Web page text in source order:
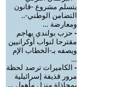
يتسلم مشروع -قانون
التضامن الوطني-..
ومعارضة ...
- حزب بولندي يهاجم
مقترحا لنواب أوكرانيين
ويصفه بـ-الخطاب الإم
...
- الكاميرات ترصد لحظة
مرور قذيفة إسرائيلية
بمحاذاة منزل مأهول ...